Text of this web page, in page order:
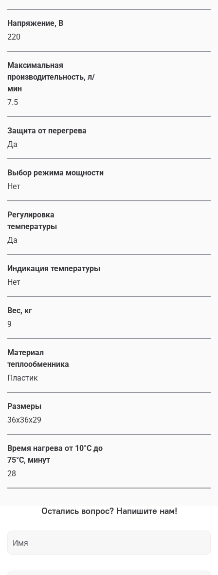
Напряжение, В
220
Максимальная
производительность, л/
мин
7.5
Защита от перегрева
Да
Выбор режима мощности
Нет
Регулировка
температуры
Да
Индикация температуры
Нет
Вес, кг
9
Материал
теплообменника
Пластик
Размеры
36x36x29
Время нагрева от 10°С до
75°С, минут
28
Остались вопрос? Напишите нам!